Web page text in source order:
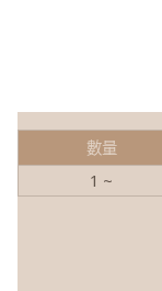
數量
1 ~